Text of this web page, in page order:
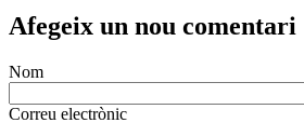
Recursos Econòmics
Banca ètica, captació de fons, economia
nostres recursos